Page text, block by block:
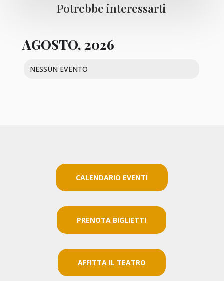
Potrebbe interessarti
AGOSTO, 2026
NESSUN EVENTO
CALENDARIO EVENTI
PRENOTA BIGLIETTI
AFFITTA IL TEATRO